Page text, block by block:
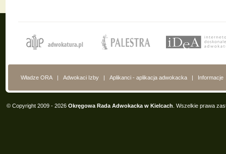
Władze ORA | Adwokaci Izby | Aplikanci - aplikacja adwokacka | Informacje
© Copyright 2009 - 2026 Okręgowa Rada Adwokacka w Kielcach . Wszelkie prawa